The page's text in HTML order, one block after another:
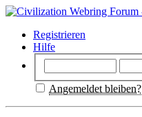
Registrieren
Hilfe
Angemeldet bleiben?